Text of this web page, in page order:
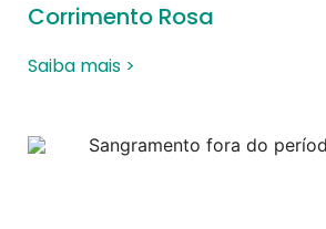
Corrimento Rosa
Saiba mais >